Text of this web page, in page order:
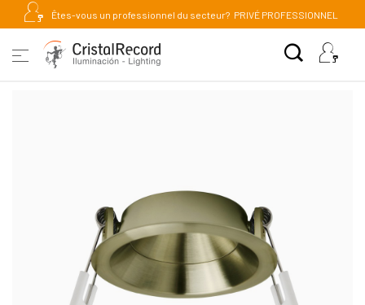
Êtes-vous un professionnel du secteur? PRIVÉ PROFESSIONNEL